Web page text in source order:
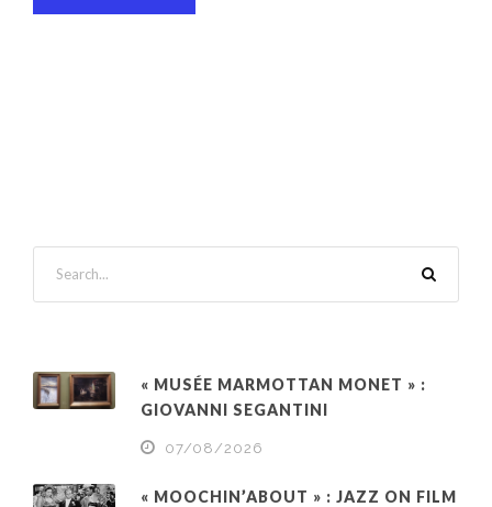
« MUSÉE MARMOTTAN MONET » :
GIOVANNI SEGANTINI
07/08/2026
« MOOCHIN’ABOUT » : JAZZ ON FILM